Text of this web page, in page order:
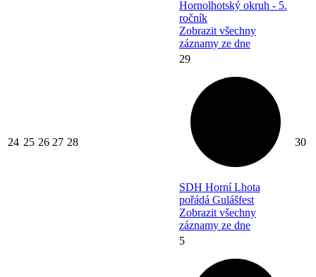
Hornolhotský okruh - 5.
ročník
Zobrazit všechny
záznamy ze dne
24 25 26 27 28
29
SDH Horní Lhota
pořádá Gulášfest
Zobrazit všechny
záznamy ze dne
30
5